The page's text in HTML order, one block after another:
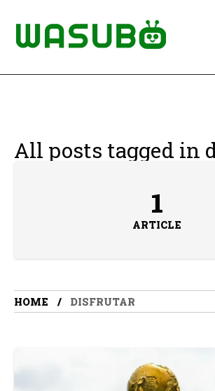
All posts tagged in
1
ARTICLE
HOME DISFRUTAR